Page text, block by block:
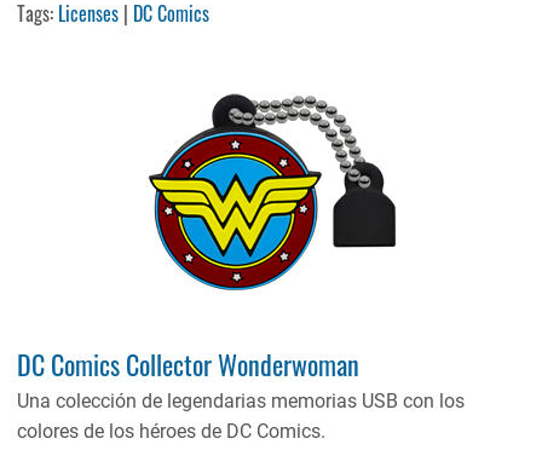
Tags: Licenses | DC Comics
DC Comics Collector Wonderwoman
Una colección de legendarias memorias USB con los
colores de los héroes de DC Comics.